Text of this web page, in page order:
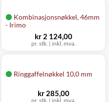
Kombinasjonsnøkkel, 46mm
- Irimo
pr. stk. | inkl. mva.
kr 2 124,00
Ringgaffelnøkkel 10,0 mm
pr. stk. | inkl. mva.
kr 285,00